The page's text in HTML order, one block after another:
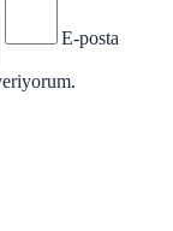
E-posta